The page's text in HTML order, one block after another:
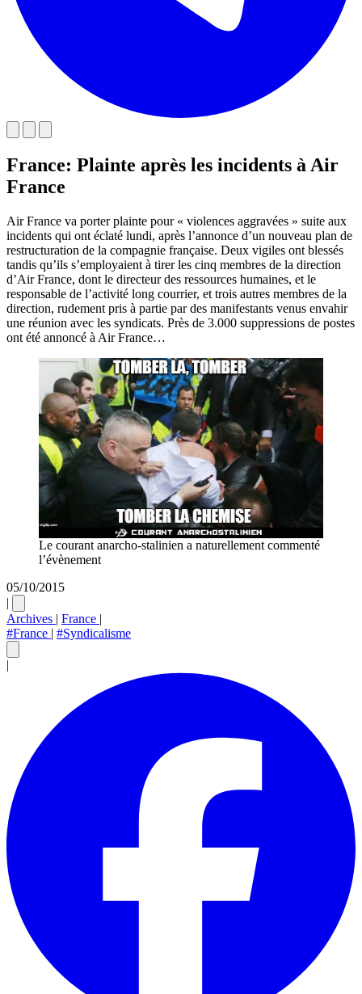
France: Plainte après les incidents à Air
France
Air France va porter plainte pour « violences aggravées » suite aux
incidents qui ont éclaté lundi, après l’annonce d’un nouveau plan de
restructuration de la compagnie française. Deux vigiles ont blessés
tandis qu’ils s’employaient à tirer les cinq membres de la direction
d’Air France, dont le directeur des ressources humaines, et le
responsable de l’activité long courrier, et trois autres membres de la
direction, rudement pris à partie par des manifestants venus envahir
une réunion avec les syndicats. Près de 3.000 suppressions de postes
ont été annoncé à Air France…
Le courant anarcho-stalinien a naturellement commenté
l’évènement
05/10/2015
|
Archives | France |
#France | #Syndicalisme
|